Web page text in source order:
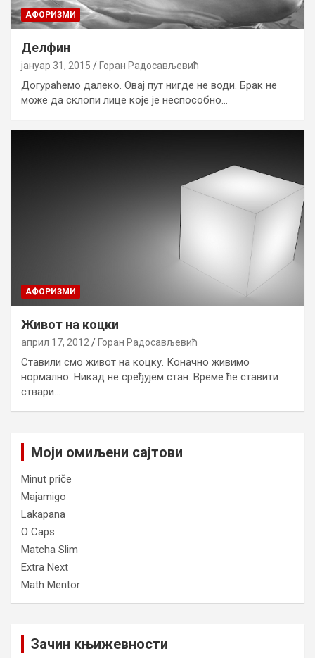
AФОРИЗМИ
Делфин
јануар 31, 2015 Горан Радосављевић
Догураћемо далеко. Овај пут нигде не води. Брак не
може да склопи лице које је неспособно…
AФОРИЗМИ
Живот на коцки
април 17, 2012 Горан Радосављевић
Ставили смо живот на коцку. Коначно живимо
нормално. Никад не сређујем стан. Време ће ставити
ствари…
Моји омиљени сајтови
Minut priče
Majamigo
Lakapana
O Caps
Matcha Slim
Extra Next
Math Mentor
Зачин књижевности